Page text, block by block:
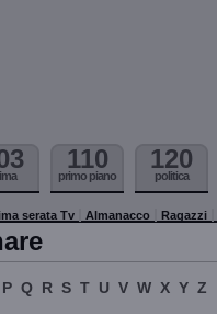
110
primo piano
120
politica
serata Tv Almanacco Ragazzi
P Q R S T U V W X Y Z